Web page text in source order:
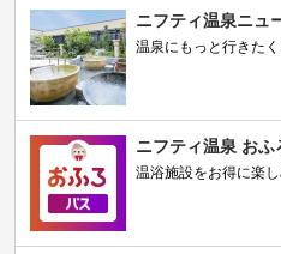
ニフティ温泉ニュ
温泉にもっと行きた
ニフティ温泉 おふ
温浴施設をお得に楽